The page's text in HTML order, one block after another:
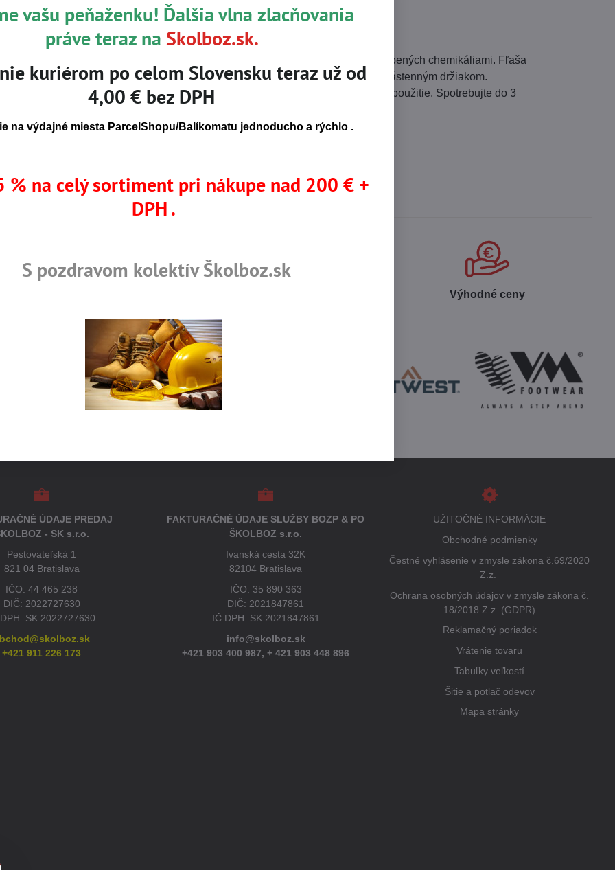
fosfátového pufra, ktorý neutralizuje povrch oka v prípade nehôd spôsobených chemikáliami. Fľaša
na opasok, v lekárničke alebo v boxe pre náradie. Umiestnenie je možné aj s nástenným držiakom.
vybavená chráničom proti prachu a na etikete je uvedený podrobný návod na použitie. Spotrebujte do 3
Výhodné ceny
ÚDAJE PREDAJ
- SK s.r.o.
Pestovateľská 1
821 04 Bratislava
IČO: 44 465 238
DIČ: 2022727630
SK 2022727630
+421 911 226 173
FAKTURAČNÉ ÚDAJE SLUŽBY BOZP & PO
ŠKOLBOZ s.r.o.
Ivanská cesta 32K
82104 Bratislava
IČO: 35 890 363
DIČ: 2021847861
IČ DPH: SK 2021847861
info@skolboz.sk
+421 903 400 987,+ 421 903 448 896
UŽITOČNÉ INFORMÁCIE
Obchodné podmienky
Čestné vyhlásenie v zmysle zákona č.69/2020
Z.z.
Ochrana osobných údajov v zmysle zákona č.
18/2018 Z.z. (GDPR)
Reklamačný poriadok
Vrátenie tovaru
Tabuľky veľkostí
Šitie a potlač odevov
Mapa stránky
vašu peňaženku! Ďalšia vlna zlacňovania
práve teraz na Skolboz.sk.
kuriérom po celom Slovensku teraz už od
4,00 € bez DPH
na výdajné miesta ParcelShopu/Balíkomatu jednoducho a rýchlo .
% na celý sortiment pri nákupe nad 200 € +
DPH .
S pozdravom kolektív Školboz.sk